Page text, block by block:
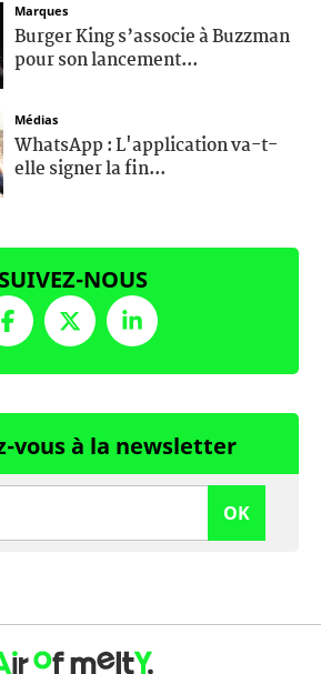
Marques
Burger King s’associe à Buzzman
pour son lancement...
Médias
WhatsApp : L'application va-t-
elle signer la fin...
SUIVEZ-NOUS
vous à la newsletter
OK